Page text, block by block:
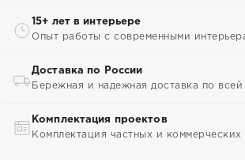
15+ лет в интерьере
Опыт работы с современными
Доставка по России
Бережная и надежная доставка по всей
Комплектация проектов
Комплектация частных и коммерческих